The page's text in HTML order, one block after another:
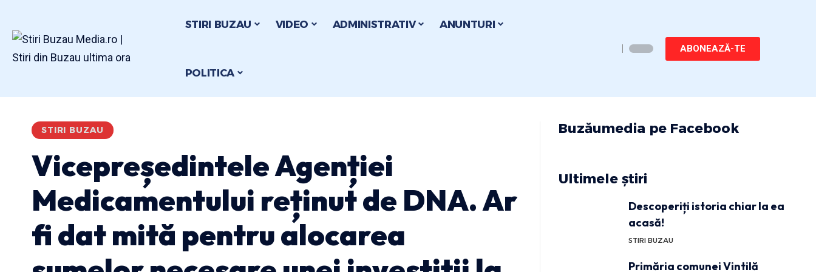
STIRI BUZAU VIDEO ADMINISTRATIV ANUNTURI
POLITICA
ABONEAZĂ-TE
STIRI BUZAU
Vicepreședintele Agenției
Medicamentului reținut de DNA. Ar
fi dat mită pentru alocarea
Buzăumedia pe Facebook
Ultimele știri
Descoperiți istoria chiar la ea
acasă!
STIRI BUZAU
Primăria comunei Vintilă